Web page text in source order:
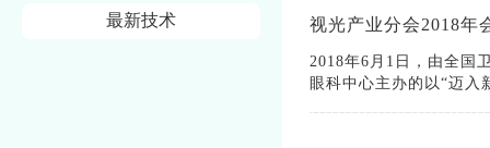
最新技术
2018年6月1日，由全国
眼科中心主办的以“迈